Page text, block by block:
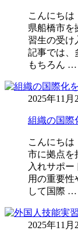
こんにちは
県船橋市を
習生の受け
記事では、
もちろん …
2025年11月
組織の国際
こんにちは
市に拠点を
入れサポ
用の重要性
して国際 …
2025年11月